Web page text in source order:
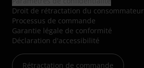
Droit de rétractation du consommateur
Processus de commande
Garantie légale de conformité
Déclaration d'accessibilité
Rétractation de commande